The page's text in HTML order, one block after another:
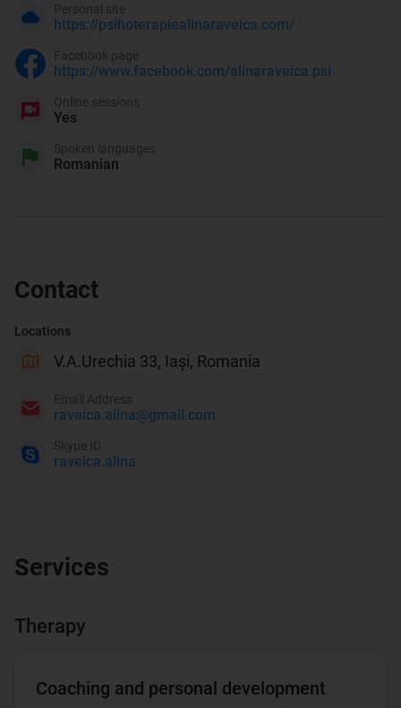
https://psihoterapiealinaraveica.com/
Personal site
https://www.facebook.com/alinaraveica.psi
Facebook page
Yes
Online sessions
Romanian
Spoken languages
Contact
Locations
V.A.Urechia 33, Iași, Romania
raveica.alina@gmail.com
Email Address
raveica.alina
Skype ID
Services
Therapy
Coaching and personal development